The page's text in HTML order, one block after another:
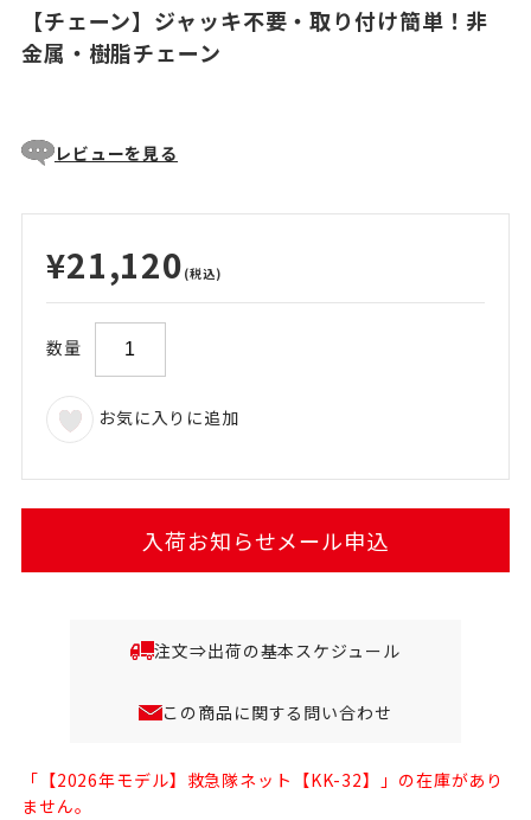
【チェーン】ジャッキ不要・取り付け簡単！非
金属・樹脂チェーン
レビューを見る
¥21,120 (税込)
数量
お気に入りに追加
入荷お知らせメール申込
注文⇒出荷の基本スケジュール
この商品に関する問い合わせ
「【2026年モデル】救急隊ネット【KK-32】」の在庫があり
ません。